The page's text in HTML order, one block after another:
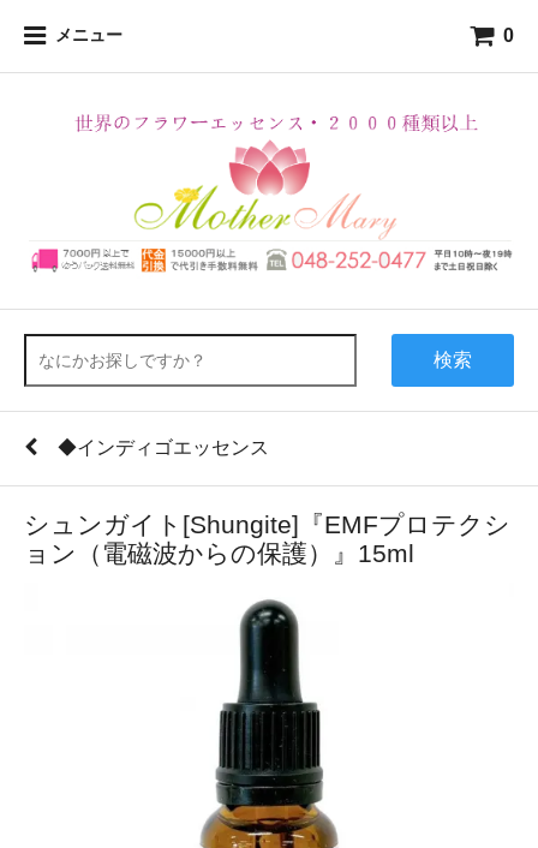
メニュー 0
検索
◆インディゴエッセンス
シュンガイト[Shungite]『EMFプロテクシ
ョン（電磁波からの保護）』15ml